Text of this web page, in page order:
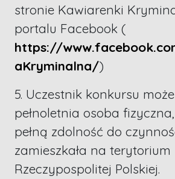
stronie Kawiarenki
portalu Facebook (
https://
aKryminalna/)
5. Uczestnik konkursu
pełnoletnia osoba
pełną zdolność do
zamieszkała na terytorium
Rzeczypospolitej Polskiej.